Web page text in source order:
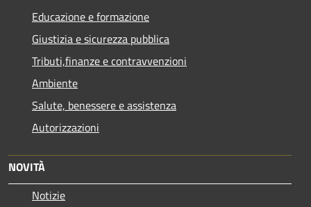
Educazione e formazione
Giustizia e sicurezza pubblica
Tributi,finanze e contravvenzioni
Ambiente
Salute, benessere e assistenza
Autorizzazioni
NOVITÀ
Notizie